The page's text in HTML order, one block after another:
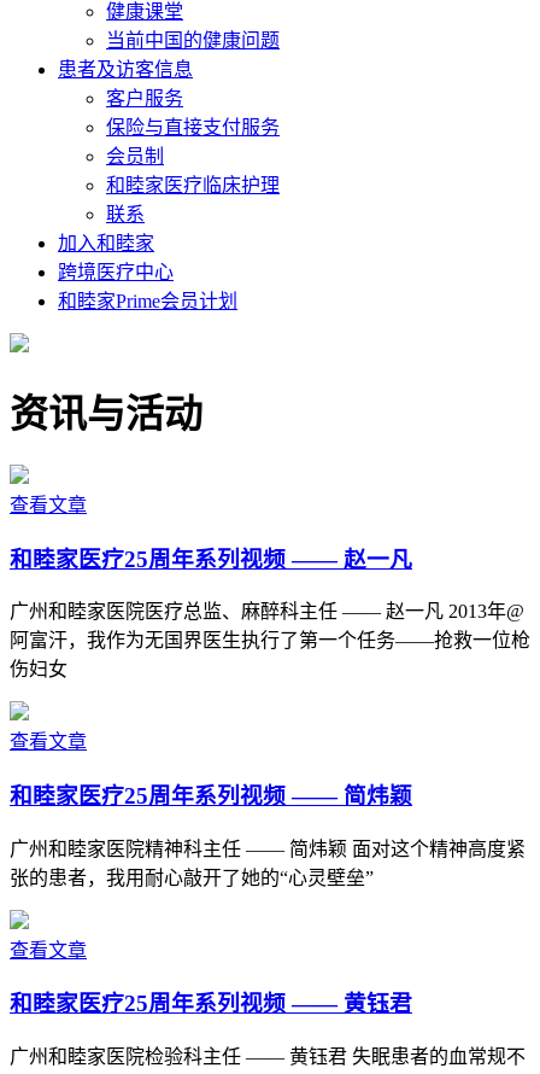
健康课堂
当前中国的健康问题
患者及访客信息
客户服务
保险与直接支付服务
会员制
和睦家医疗临床护理
联系
加入和睦家
跨境医疗中心
和睦家Prime会员计划
资讯与活动
查看文章
和睦家医疗25周年系列视频 —— 赵一凡
广州和睦家医院医疗总监、麻醉科主任 —— 赵一凡 2013年@
阿富汗，我作为无国界医生执行了第一个任务——抢救一位枪
伤妇女
查看文章
和睦家医疗25周年系列视频 —— 简炜颖
广州和睦家医院精神科主任 —— 简炜颖 面对这个精神高度紧
张的患者，我用耐心敲开了她的“心灵壁垒”
查看文章
和睦家医疗25周年系列视频 —— 黄钰君
广州和睦家医院检验科主任 —— 黄钰君 失眠患者的血常规不